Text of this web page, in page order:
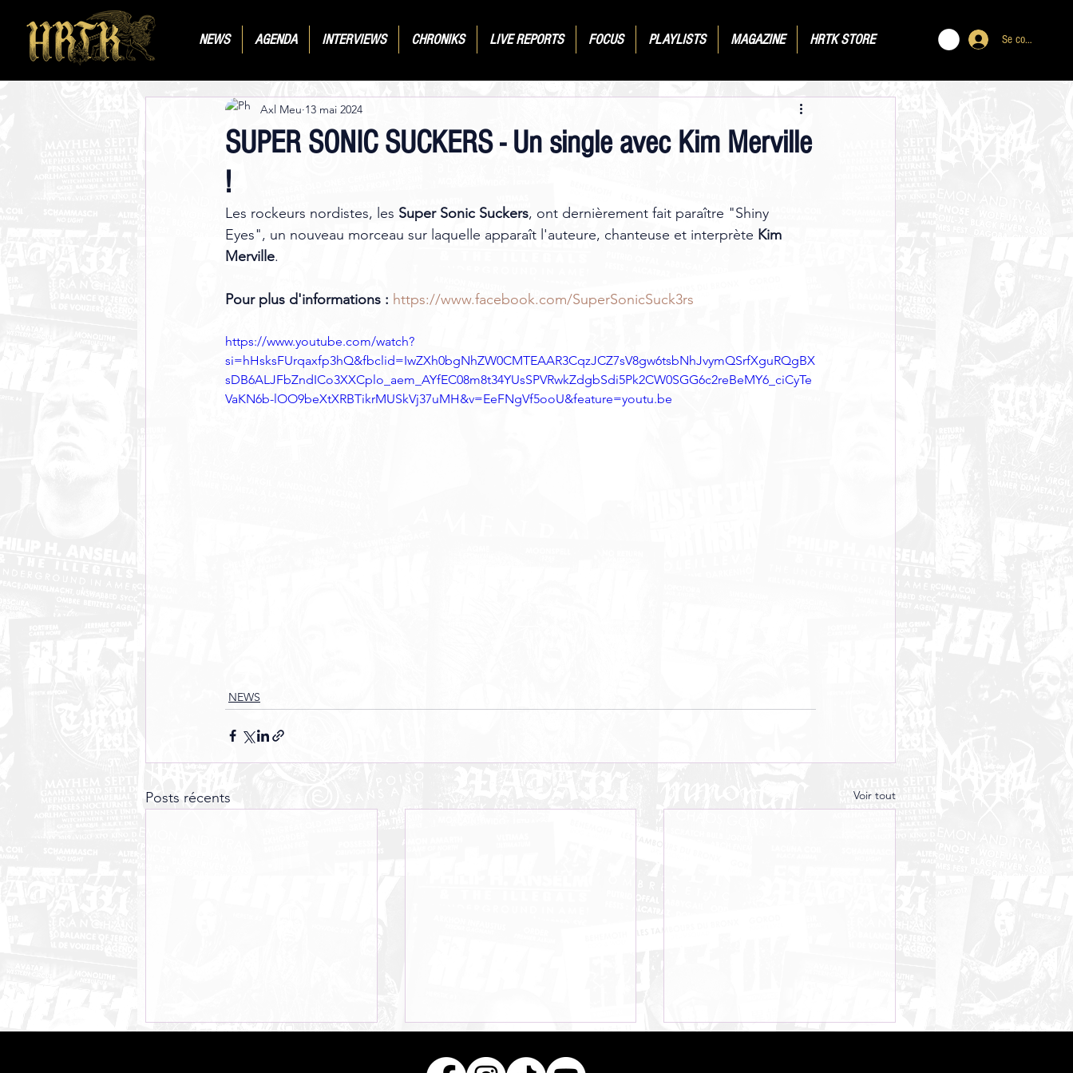
Se connecter
NEWS AGENDA INTERVIEWS CHRONIKS LIVE REPORTS FOCUS PLAYLISTS MAGAZINE HRTK STORE
SUPER SONIC SUCKERS - Un single avec Kim Merville
!
Axl Meu 13 mai 2024
Les rockeurs nordistes, les Super Sonic Suckers, ont dernièrement fait paraître "Shiny
Eyes", un nouveau morceau sur laquelle apparaît l'auteure, chanteuse et interprète Kim
Merville.
Pour plus d'informations : https://www.facebook.com/SuperSonicSuck3rs
https://www.youtube.com/watch?
si=hHsksFUrqaxfp3hQ&fbclid=IwZXh0bgNhZW0CMTEAAR3CqzJCZ7sV8gw6tsbNhJvymQSrfXguRQgBX
sDB6ALJFbZndICo3XXCplo_aem_AYfEC08m8t34YUsSPVRwkZdgbSdi5Pk2CW0SGG6c2reBeMY6_ciCyTe
VaKN6b-lOO9beXtXRBTikrMUSkVj37uMH&v=EeFNgVf5ooU&feature=youtu.be
NEWS
Posts récents Voir tout